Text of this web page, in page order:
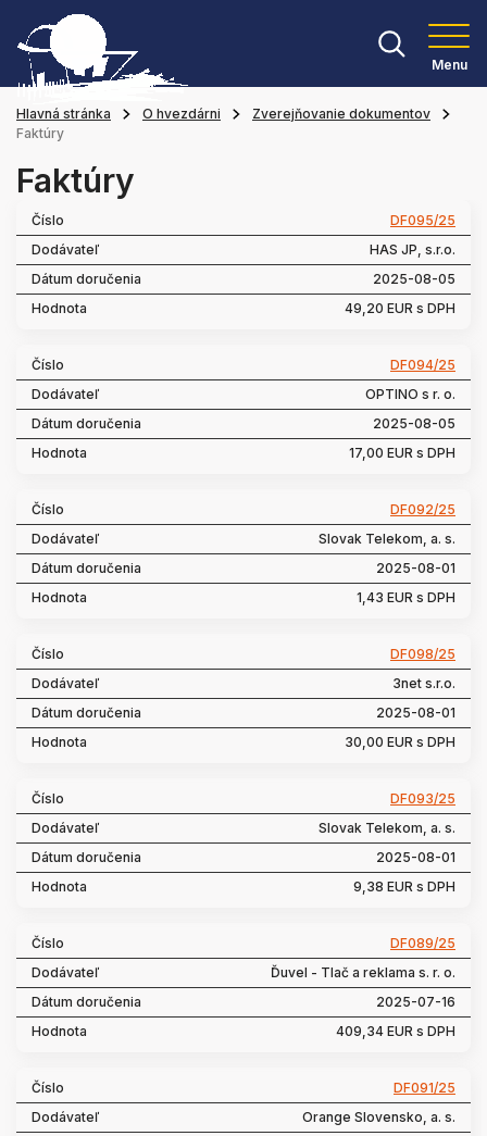
Menu
Hlavná stránka O hvezdárni
Zverejňovanie dokumentov
Faktúry
Faktúry
DF095/25
HAS JP, s.r.o.
2025-08-05
49,20 EUR s DPH
DF094/25
OPTINO s r. o.
2025-08-05
17,00 EUR s DPH
DF092/25
Slovak Telekom, a. s.
2025-08-01
1,43 EUR s DPH
DF098/25
3net s.r.o.
2025-08-01
30,00 EUR s DPH
DF093/25
Slovak Telekom, a. s.
2025-08-01
9,38 EUR s DPH
DF089/25
Ďuvel - Tlač a reklama s. r. o.
2025-07-16
409,34 EUR s DPH
DF091/25
Orange Slovensko, a. s.